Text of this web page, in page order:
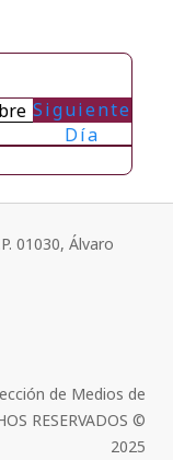
Siguiente
Día
01030, Álvaro
de Medios de
RESERVADOS ©
2025